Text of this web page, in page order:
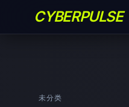
CYBERPULSE
未分类